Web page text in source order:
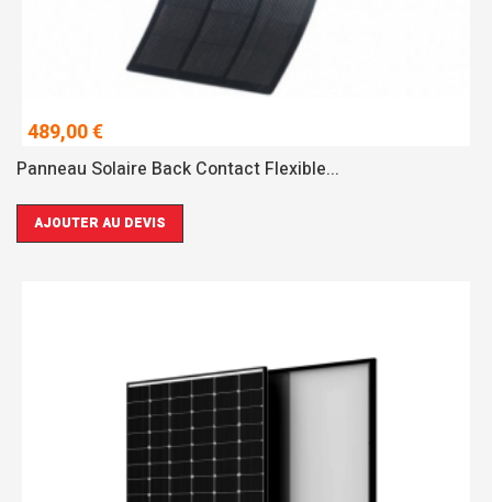
489,00 €
Panneau Solaire Back Contact Flexible...
AJOUTER AU DEVIS